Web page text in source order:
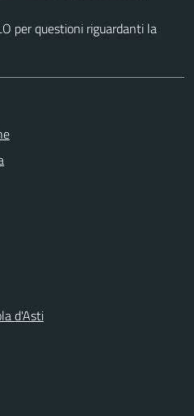
per questioni riguardanti la
d'Asti